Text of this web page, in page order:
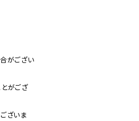
がござい
がござ
ざいま